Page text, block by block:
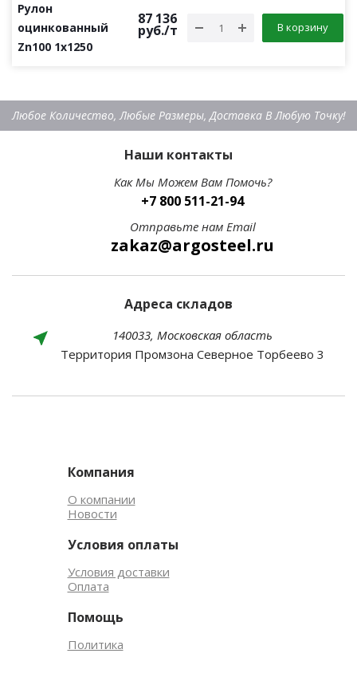
Рулон
оцинкованный
Zn100 1х1250
87 136
руб./т В корзину
Любое Количество, Любые Размеры, Доставка В Любую Точку!
Наши контакты
Как Мы Можем Вам Помочь?
+7 800 511-21-94
Отправьте нам Email
zakaz@argosteel.ru
Компания
О компании
Новости
Условия оплаты
Условия доставки
Оплата
Помощь
Политика
Адреса складов
140033, Московская область
Территория Промзона Северное Торбеево 3